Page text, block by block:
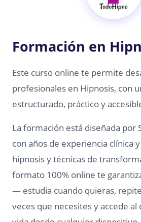
Formación en
Este curso online te permite
profesionales en Hipnosis, con
estructurado, práctico y
La formación está diseñada por
con años de experiencia clínica
hipnosis y técnicas de
formato 100% online te
— estudia cuando quieras,
veces que necesites y accede